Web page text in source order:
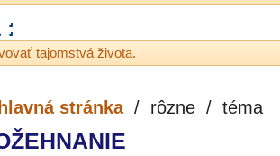
:
tajomstvá života.
hlavná stránka / rôzne / téma